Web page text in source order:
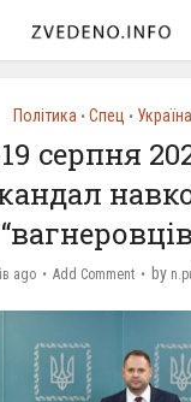
Політика • Спец • Україна
серпня
ago Add Comment by